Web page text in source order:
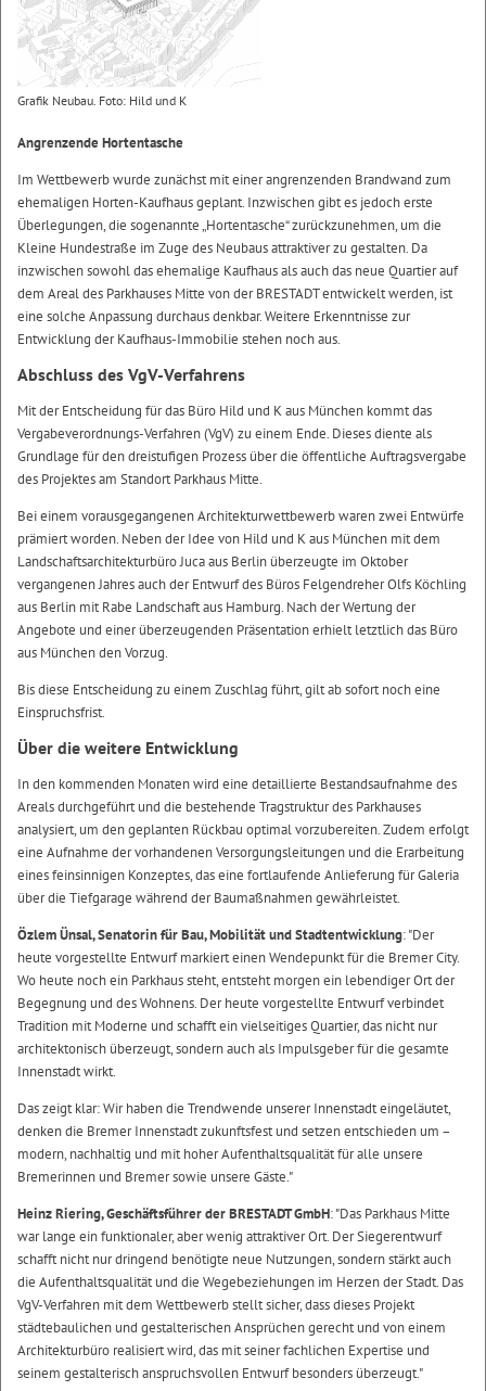
Grafik Neubau. Foto: Hild und K
Angrenzende Hortentasche
Im Wettbewerb wurde zunächst mit einer angrenzenden Brandwand zum
ehemaligen Horten-Kaufhaus geplant. Inzwischen gibt es jedoch erste
Überlegungen, die sogenannte „Hortentasche“ zurückzunehmen, um die
Kleine Hundestraße im Zuge des Neubaus attraktiver zu gestalten. Da
inzwischen sowohl das ehemalige Kaufhaus als auch das neue Quartier auf
dem Areal des Parkhauses Mitte von der BRESTADT entwickelt werden, ist
eine solche Anpassung durchaus denkbar. Weitere Erkenntnisse zur
Entwicklung der Kaufhaus-Immobilie stehen noch aus.
Abschluss des VgV-Verfahrens
Mit der Entscheidung für das Büro Hild und K aus München kommt das
Vergabeverordnungs-Verfahren (VgV) zu einem Ende. Dieses diente als
Grundlage für den dreistufigen Prozess über die öffentliche Auftragsvergabe
des Projektes am Standort Parkhaus Mitte.
Bei einem vorausgegangenen Architekturwettbewerb waren zwei Entwürfe
prämiert worden. Neben der Idee von Hild und K aus München mit dem
Landschaftsarchitekturbüro Juca aus Berlin überzeugte im Oktober
vergangenen Jahres auch der Entwurf des Büros Felgendreher Olfs Köchling
aus Berlin mit Rabe Landschaft aus Hamburg. Nach der Wertung der
Angebote und einer überzeugenden Präsentation erhielt letztlich das Büro
aus München den Vorzug.
Bis diese Entscheidung zu einem Zuschlag führt, gilt ab sofort noch eine
Einspruchsfrist.
Über die weitere Entwicklung
In den kommenden Monaten wird eine detaillierte Bestandsaufnahme des
Areals durchgeführt und die bestehende Tragstruktur des Parkhauses
analysiert, um den geplanten Rückbau optimal vorzubereiten. Zudem erfolgt
eine Aufnahme der vorhandenen Versorgungsleitungen und die Erarbeitung
eines feinsinnigen Konzeptes, das eine fortlaufende Anlieferung für Galeria
über die Tiefgarage während der Baumaßnahmen gewährleistet.
Özlem Ünsal, Senatorin für Bau, Mobilität und Stadtentwicklung: "Der
heute vorgestellte Entwurf markiert einen Wendepunkt für die Bremer City.
Wo heute noch ein Parkhaus steht, entsteht morgen ein lebendiger Ort der
Begegnung und des Wohnens. Der heute vorgestellte Entwurf verbindet
Tradition mit Moderne und schafft ein vielseitiges Quartier, das nicht nur
architektonisch überzeugt, sondern auch als Impulsgeber für die gesamte
Innenstadt wirkt.
Das zeigt klar: Wir haben die Trendwende unserer Innenstadt eingeläutet,
denken die Bremer Innenstadt zukunftsfest und setzen entschieden um –
modern, nachhaltig und mit hoher Aufenthaltsqualität für alle unsere
Bremerinnen und Bremer sowie unsere Gäste."
Heinz Riering, Geschäftsführer der BRESTADT GmbH: "Das Parkhaus Mitte
war lange ein funktionaler, aber wenig attraktiver Ort. Der Siegerentwurf
schafft nicht nur dringend benötigte neue Nutzungen, sondern stärkt auch
die Aufenthaltsqualität und die Wegebeziehungen im Herzen der Stadt. Das
VgV-Verfahren mit dem Wettbewerb stellt sicher, dass dieses Projekt
städtebaulichen und gestalterischen Ansprüchen gerecht und von einem
Architekturbüro realisiert wird, das mit seiner fachlichen Expertise und
seinem gestalterisch anspruchsvollen Entwurf besonders überzeugt."